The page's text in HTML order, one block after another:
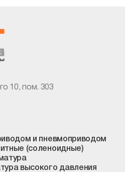
10, пом. 303
и пневмоприводом
(соленоидные)
высокого давления